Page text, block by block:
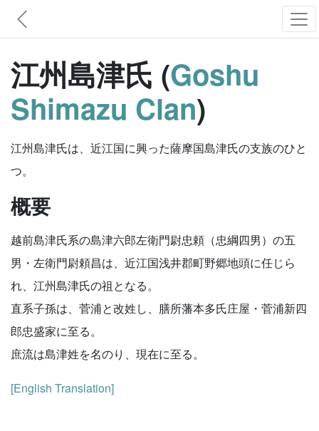
江州島津氏 (Goshu
Shimazu Clan)
江州島津氏は、近江国に興った薩摩国島津氏の支族のひと
つ。
概要
越前島津氏系の島津六郎左衛門尉忠頼（忠綱四男）の五
男・左衛門尉頼昌は、近江国浅井郡町野郷地頭に任じら
れ、江州島津氏の祖となる。
直系子孫は、菅浦と改姓し、膳所藩本多氏庄屋・菅浦新四
郎忠盛家に至る。
庶流は島津姓を名のり、現在に至る。
[English Translation]